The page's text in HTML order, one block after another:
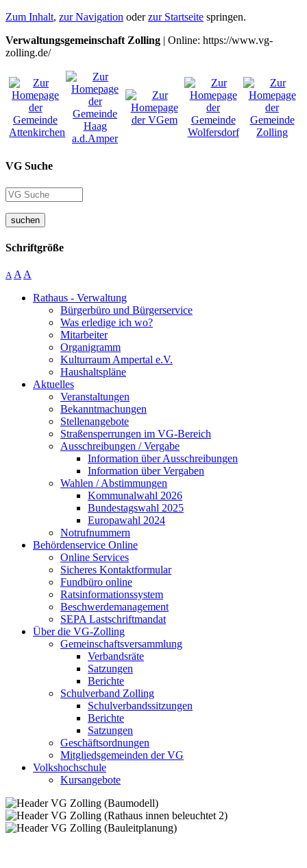
Zum Inhalt, zur Navigation oderzur Startseite springen.
Verwaltungsgemeinschaft Zolling | Online: https://www.vg-
zolling.de/
VG Suche
suchen
Schriftgröße
A A A
Rathaus - Verwaltung
Bürgerbüro und Bürgerservice
Was erledige ich wo?
Mitarbeiter
Organigramm
Kulturraum Ampertal e.V.
Haushaltspläne
Aktuelles
Veranstaltungen
Bekanntmachungen
Stellenangebote
Straßensperrungen im VG-Bereich
Ausschreibungen / Vergabe
Information über Ausschreibungen
Information über Vergaben
Wahlen / Abstimmungen
Kommunalwahl 2026
Bundestagswahl 2025
Europawahl 2024
Notrufnummern
Behördenservice Online
Online Services
Sicheres Kontaktformular
Fundbüro online
Ratsinformationssystem
Beschwerdemanagement
SEPA Lastschriftmandat
Über die VG-Zolling
Gemeinschaftsversammlung
Verbandsräte
Satzungen
Berichte
Schulverband Zolling
Schulverbandssitzungen
Berichte
Satzungen
Geschäftsordnungen
Mitgliedsgemeinden der VG
Volkshochschule
Kursangebote